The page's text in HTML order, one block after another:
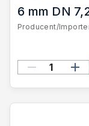
6 mm DN
Producent/